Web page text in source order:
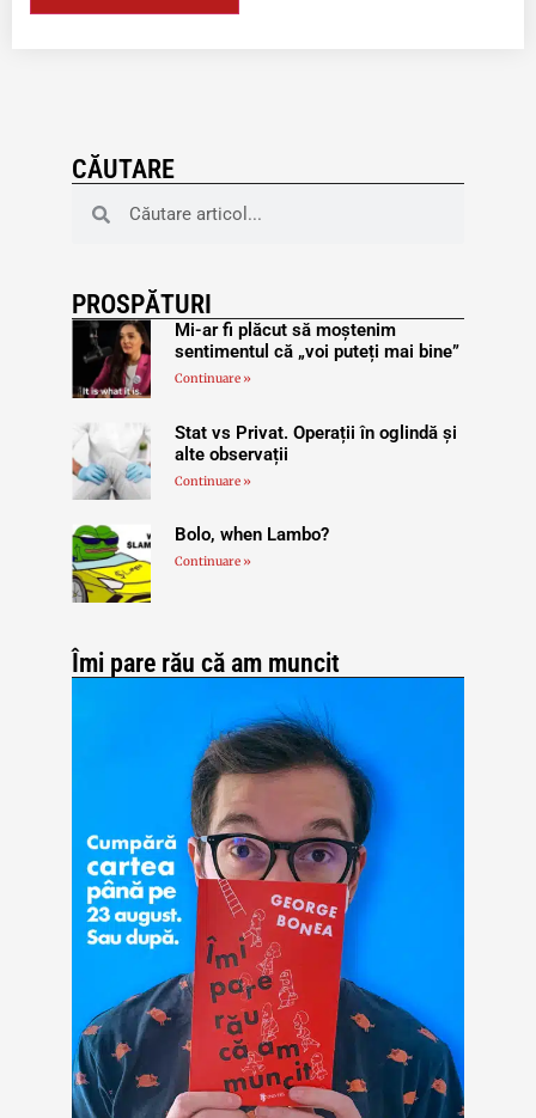
CĂUTARE
PROSPĂTURI
Mi-ar fi plăcut să moștenim
sentimentul că „voi puteți mai bine”
Continuare »
Stat vs Privat. Operații în oglindă și
alte observații
Continuare »
Bolo, when Lambo?
Continuare »
Îmi pare rău că am muncit